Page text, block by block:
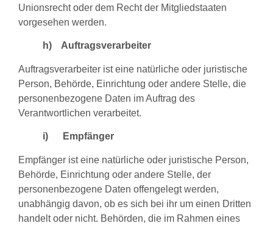
Unionsrecht oder dem Recht der Mitgliedstaaten
vorgesehen werden.
h) Auftragsverarbeiter
Auftragsverarbeiter ist eine natürliche oder juristische
Person, Behörde, Einrichtung oder andere Stelle, die
personenbezogene Daten im Auftrag des
Verantwortlichen verarbeitet.
i) Empfänger
Empfänger ist eine natürliche oder juristische Person,
Behörde, Einrichtung oder andere Stelle, der
personenbezogene Daten offengelegt werden,
unabhängig davon, ob es sich bei ihr um einen Dritten
handelt oder nicht. Behörden, die im Rahmen eines